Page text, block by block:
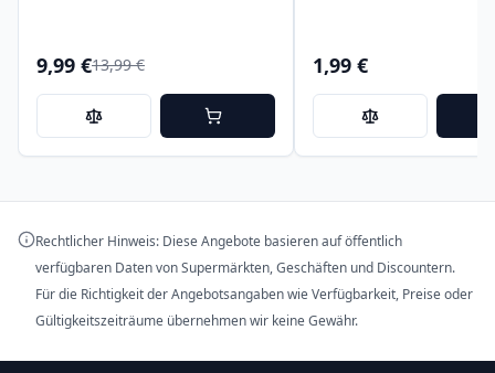
9,99 €13,99 € 1,99 €
Rechtlicher Hinweis: Diese Angebote basieren auf öffentlich
verfügbaren Daten von Supermärkten, Geschäften und Discountern.
Für die Richtigkeit der Angebotsangaben wie Verfügbarkeit, Preise oder
Gültigkeitszeiträume übernehmen wir keine Gewähr.